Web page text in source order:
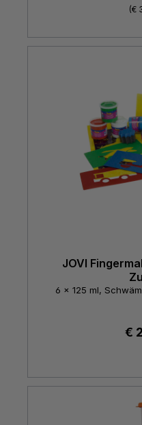
(€
JOVI
6 x 125 ml,
€